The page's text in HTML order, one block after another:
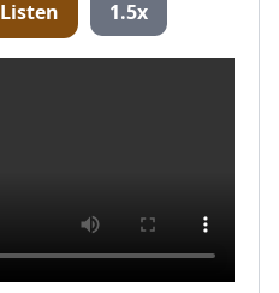
Listen 1.5x